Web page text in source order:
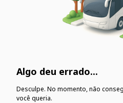
Algo deu errado...
Desculpe. No momento, não
você queria.